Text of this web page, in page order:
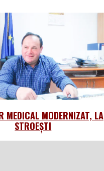
MEDICAL MODERNIZAT, LA
STROEȘTI